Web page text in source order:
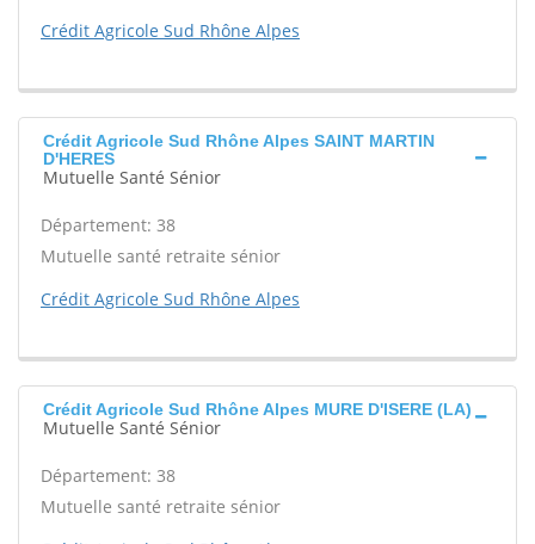
Crédit Agricole Sud Rhône Alpes
Crédit Agricole Sud Rhône Alpes SAINT MARTIN
D'HERES
Mutuelle Santé Sénior
Département: 38
Mutuelle santé retraite sénior
Crédit Agricole Sud Rhône Alpes
Crédit Agricole Sud Rhône Alpes MURE D'ISERE (LA)
Mutuelle Santé Sénior
Département: 38
Mutuelle santé retraite sénior